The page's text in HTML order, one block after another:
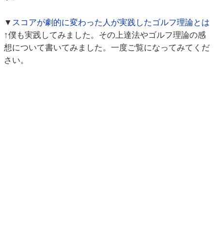
▼ スコアが劇的に変わった人が実践したゴルフ理論とは
↑僕も実践してみました。その上達法やゴルフ理論の感
想について書いてみました。一度ご覧になってみてくだ
さい。